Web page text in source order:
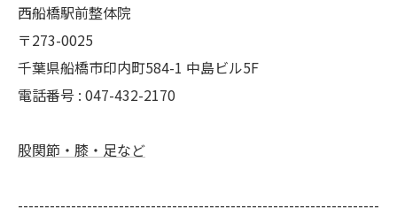
西船橋駅前整体院
〒273-0025
千葉県船橋市印内町584-1 中島ビル5F
電話番号 : 047-432-2170
股関節・膝・足など
--------------------------------------------------------------------